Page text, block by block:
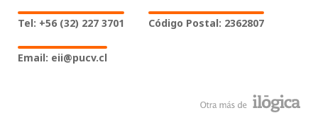
Tel: +56 (32) 227 3701 Código Postal: 2362807
Email: eii@pucv.cl